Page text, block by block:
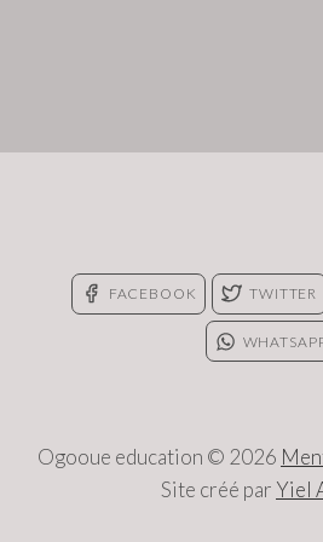
FACEBOOK TWITTER
Ogooue education © 2026
Site créé par Yiel